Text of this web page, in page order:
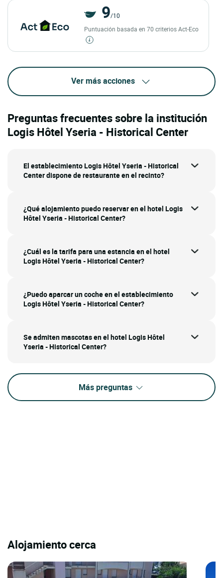
9/10
Puntuación basada en 70 criterios Act-Eco
Ver más acciones
Preguntas frecuentes sobre la institución
Logis Hôtel Yseria - Historical Center
El establecimiento Logis Hôtel Yseria - Historical
Center dispone de restaurante en el recinto?
¿Qué alojamiento puedo reservar en el hotel Logis
Hôtel Yseria - Historical Center?
¿Cuál es la tarifa para una estancia en el hotel
Logis Hôtel Yseria - Historical Center?
¿Puedo aparcar un coche en el establecimiento
Logis Hôtel Yseria - Historical Center?
Se admiten mascotas en el hotel Logis Hôtel
Yseria - Historical Center?
Más preguntas
Alojamiento cerca